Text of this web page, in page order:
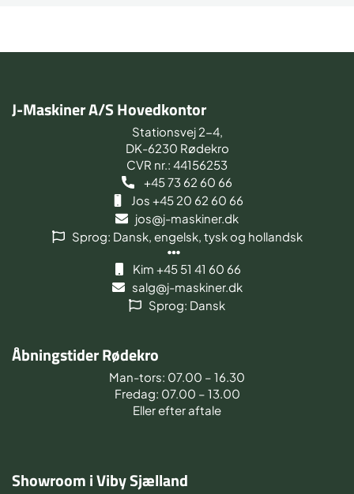
J-Maskiner A/S Hovedkontor
Stationsvej 2-4,
DK-6230 Rødekro
CVR nr.: 44156253
+45 73 62 60 66
Jos +45 20 62 60 66
jos@j-maskiner.dk
Sprog: Dansk, engelsk, tysk og hollandsk
Kim +45 51 41 60 66
salg@j-maskiner.dk
Sprog: Dansk
Åbningstider Rødekro
Man-tors: 07.00 – 16.30
Fredag: 07.00 – 13.00
Eller efter aftale
Showroom i Viby Sjælland